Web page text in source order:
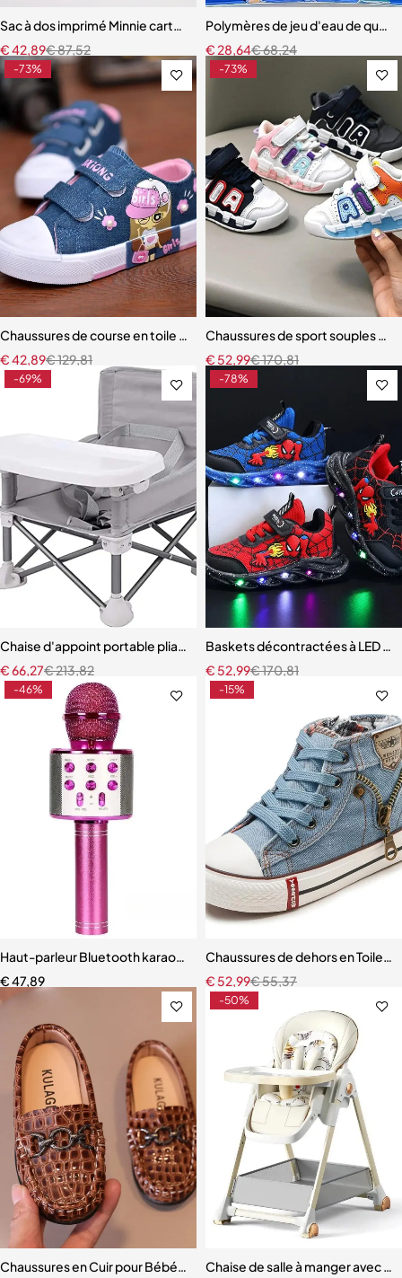
Sac à dos imprimé Minnie cartable léger de grande capacité pour
€87,52
€42,89
Polymères de jeu d'eau de
€68,24
€28,64
-73%
Chaussures de course en toile pour enfants
€129,81
€42,89
-73%
Chaussures de sport souples et
€170,81
€ 52,99
-69%
Chaise d'appoint portable pliante pour bébé
€213,82
€66,27
-78%
Baskets décontractées à LED
€170,81
€ 52,99
-46%
Haut-parleur Bluetooth karaoké avec microphone, changeur de
€47,89
-15%
Chaussures de dehors en Toile
€55,37
€ 52,99
Chaussures en Cuir pour Bébé Garçon
-50%
Chaise de salle à manger avec